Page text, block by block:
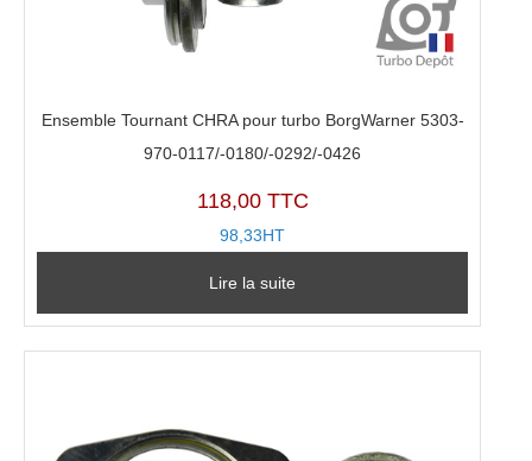
Ensemble Tournant CHRA pour turbo BorgWarner 5303-
970-0117/-0180/-0292/-0426
118,00 TTC
98,33HT
Lire la suite